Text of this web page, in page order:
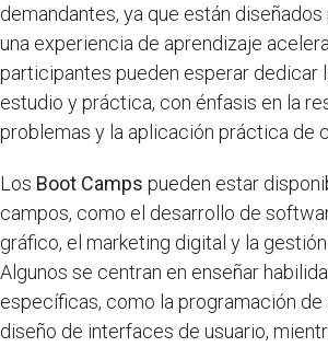
demandantes, ya que están
una experiencia de aprendizaje
participantes pueden esperar dedicar
estudio y práctica, con énfasis en la
problemas y la aplicación práctica de
Los Boot Camps pueden estar
campos, como el desarrollo de
gráfico, el marketing digital y la
Algunos se centran en enseñar
específicas, como la programación
diseño de interfaces de usuario,